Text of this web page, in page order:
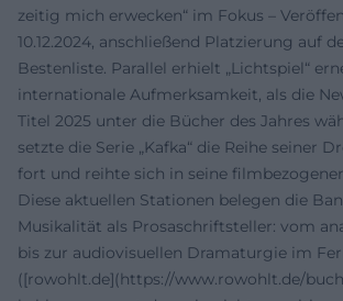
zeitig mich erwecken“ im Fokus –
10.12.2024, anschließend Platzierung auf
Bestenliste. Parallel erhielt „Lichtspiel“
internationale Aufmerksamkeit, als die
Titel 2025 unter die Bücher des Jahres
setzte die Serie „Kafka“ die Reihe seiner
fort und reihte sich in seine
Diese aktuellen Stationen belegen die
Musikalität als Prosaschriftsteller: vom
bis zur audiovisuellen Dramaturgie im
([rowohlt.de](https://www.rowohlt.de/